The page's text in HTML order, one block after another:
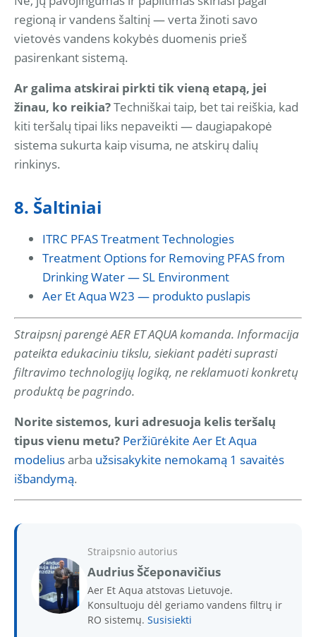
regioną ir vandens šaltinį — verta žinoti savo
vietovės vandens kokybės duomenis prieš
pasirenkant sistemą.
Ar galima atskirai pirkti tik vieną etapą, jei
žinau, ko reikia?Techniškai taip, bet tai reiškia, kad
kiti teršalų tipai liks nepaveikti — daugiapakopė
sistema sukurta kaip visuma, ne atskirų dalių
rinkinys.
8. Šaltiniai
ITRC PFAS Treatment Technologies
Treatment Options for Removing PFAS from
Drinking Water — SL Environment
Aer Et Aqua W23 — produkto puslapis
Straipsnį parengė AER ET AQUA komanda. Informacija
pateikta edukaciniu tikslu, siekiant padėti suprasti
filtravimo technologijų logiką, ne reklamuoti konkretų
produktą be pagrindo.
Norite sistemos, kuri adresuoja kelis teršalų
tipus vienu metu? Peržiūrėkite Aer Et Aqua
modeliusarba užsisakykite nemokamą 1 savaitės
išbandymą.
Straipsnio autorius
Audrius Ščeponavičius
Aer Et Aqua atstovas Lietuvoje.
Konsultuoju dėl geriamo vandens filtrų ir
RO sistemų. Susisiekti